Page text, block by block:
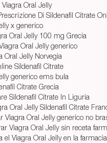
Oral Jelly
Di Sildenafil Citrate
x generico
Oral Jelly 100 mg Grecia
Oral Jelly generico
Oral Jelly Norvegia
Sildenafil Citrate
generico ems bula
Citrate Grecia
Sildenafil Citrate In Liguria
Oral Jelly Sildenafil Citrate
Viagra Oral Jelly generico no
Viagra Oral Jelly sin receta
el Viagra Oral Jelly en la farmacia